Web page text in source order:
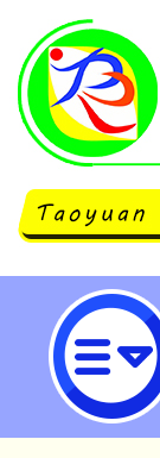
2023 AI
中學